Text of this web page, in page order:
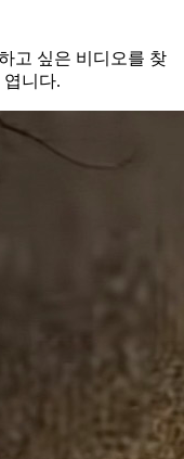
고 싶은 비디오를 찾
니다.